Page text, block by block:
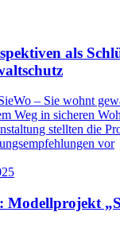
als
– Sie wohnt
Weg in sicheren
stellten die
vor
Modellprojekt